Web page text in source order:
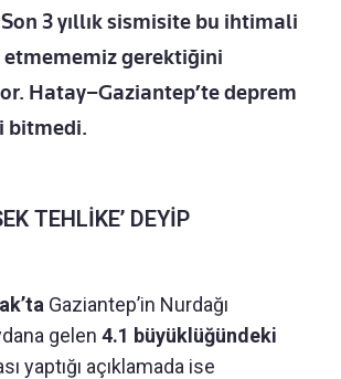
3 yıllık sismisite bu ihtimali
etmememiz gerektiğini
Hatay–Gaziantep’te deprem
bitmedi.
TEHLİKE’ DEYİP
Gaziantep’in Nurdağı
gelen 4.1 büyüklüğündeki
yaptığı açıklamada ise